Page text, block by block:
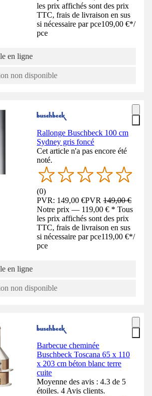
les prix affichés sont des prix
TTC, frais de livraison en sus
si nécessaire par pce109,00 €*/
pce
en ligne
non disponible
Rallonge Buschbeck 100 cm
Sydney gris foncé
Cet article n'a pas encore été
noté.
(0)
PVR: 149,00 €PVR149,00 €
Notre prix — 119,00 € * Tous
les prix affichés sont des prix
TTC, frais de livraison en sus
si nécessaire par pce119,00 €*/
pce
en ligne
non disponible
Barbecue cheminée
Buschbeck Toscana 65 x 110
x 203 cm béton blanc terre
cuite
Moyenne des avis : 4.3 de 5
étoiles. 4 Avis clients.